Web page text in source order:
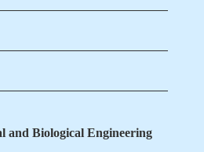
and Biological Engineering